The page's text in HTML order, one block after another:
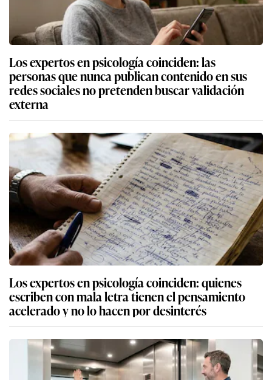
Los expertos en psicología coinciden: las
personas que nunca publican contenido en sus
redes sociales no pretenden buscar validación
externa
Los expertos en psicología coinciden: quienes
escriben con mala letra tienen el pensamiento
acelerado y no lo hacen por desinterés